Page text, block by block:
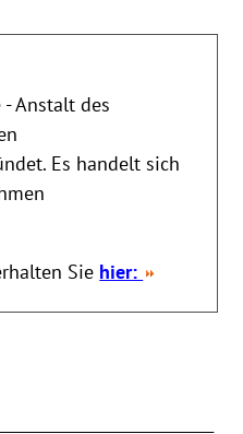
Anstalt des
Es handelt sich
Sie hier: